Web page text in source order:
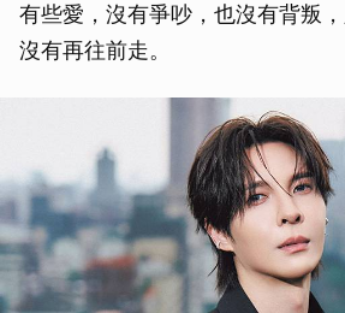
有些愛，沒有爭吵，也沒有背叛
沒有再往前走。